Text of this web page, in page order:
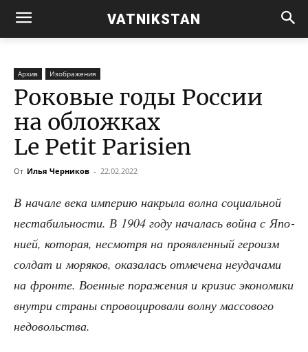
VATNIKSTAN
Архив Изображения
Роковые годы России
на обложках
Le Petit Parisien
От Илья Черников - 22.02.2022
В нача­ле века импе­рию накры­ла вол­на соци­аль­ной
неста­биль­но­сти. В 1904 году нача­лась вой­на с Япо­
ни­ей, кото­рая, несмот­ря на про­яв­лен­ный геро­изм
сол­дат и моря­ков, ока­за­лась отме­че­на неуда­ча­ми
на фрон­те. Воен­ные пора­же­ния и кри­зис эко­но­ми­ки
внут­ри стра­ны спро­во­ци­ро­ва­ли вол­ну мас­со­во­го
недовольства.